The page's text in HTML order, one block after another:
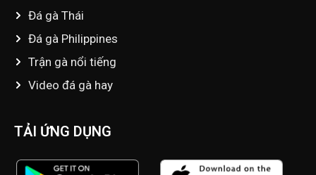
Đá gà Thái
Đá gà Philippines
Trận gà nổi tiếng
Video đá gà hay
TẢI ỨNG DỤNG